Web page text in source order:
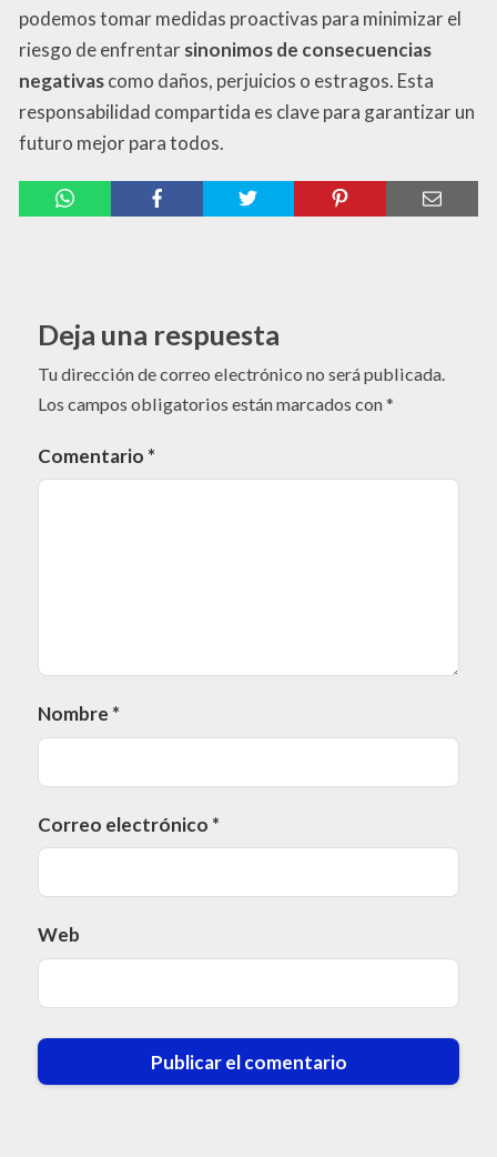
podemos tomar medidas proactivas para minimizar el
riesgo de enfrentarsinonimos de consecuencias
negativascomo daños, perjuicios o estragos. Esta
responsabilidad compartida es clave para garantizar un
futuro mejor para todos.
Deja una respuesta
Tu dirección de correo electrónico no será publicada.
Los campos obligatorios están marcados con*
Comentario *
Nombre *
Correo electrónico *
Web